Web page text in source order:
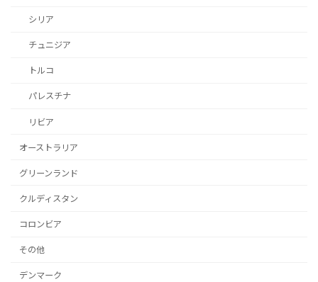
シリア
チュニジア
トルコ
パレスチナ
リビア
オーストラリア
グリーンランド
クルディスタン
コロンビア
その他
デンマーク